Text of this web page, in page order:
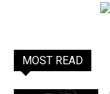
MOST READ